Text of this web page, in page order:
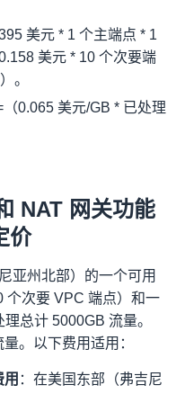
美元 * 1 个主端点 * 1
美元 * 10 个次要端
。
0.065 美元/GB * 已处理
NAT 网关功能
价
亚州北部）的一个可用
个次要 VPC 端点）和一
总计 5000GB 流量。
。以下费用适用：
：在美国东部（弗吉尼